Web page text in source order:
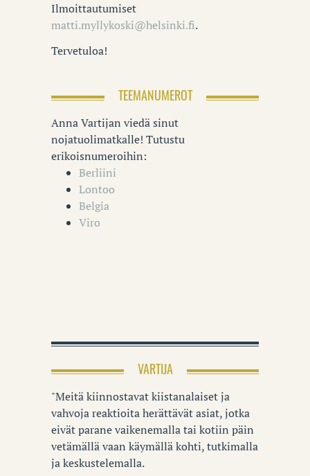
Ilmoittautumiset
matti.myllykoski@helsinki.fi.
Tervetuloa!
TEEMANUMEROT
Anna Vartijan viedä sinut
nojatuolimatkalle! Tutustu
erikoisnumeroihin:
Berliini
Lontoo
Belgia
Viro
VARTIJA
"Meitä kiinnostavat kiistanalaiset ja
vahvoja reaktioita herättävät asiat, jotka
eivät parane vaikenemalla tai kotiin päin
vetämällä vaan käymällä kohti, tutkimalla
ja keskustelemalla.